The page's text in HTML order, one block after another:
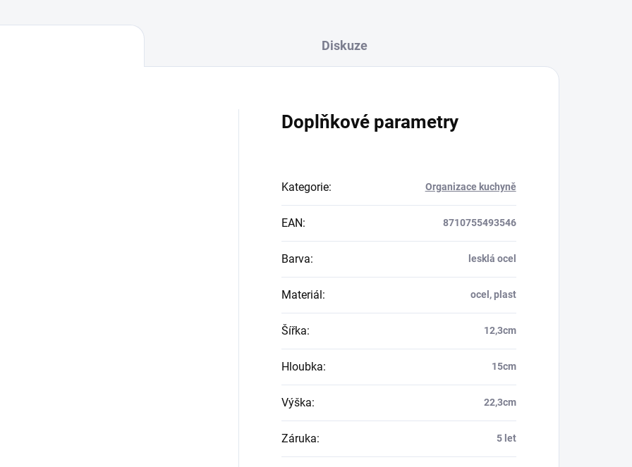
Diskuze
Doplňkové parametry
Kategorie: Organizace kuchyně
EAN: 8710755493546
Barva: lesklá ocel
Materiál : ocel, plast
Šířka: 12,3cm
Hloubka: 15cm
Výška: 22,3cm
Záruka: 5 let